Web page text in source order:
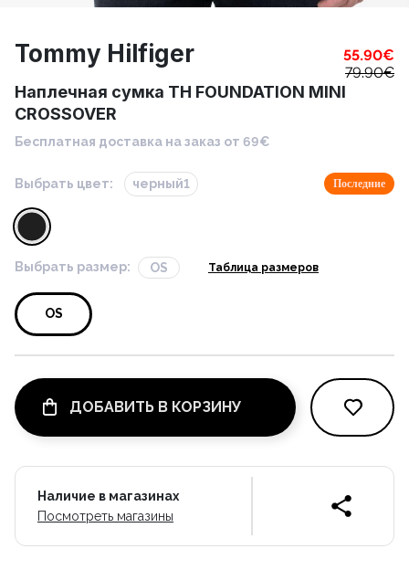
Tommy Hilfiger 55.90€
79.90€
Наплечная сумка TH FOUNDATION MINI
CROSSOVER
Бесплатная доставка на заказ от 69€
Выбрать цвет: черный1 Последние
Выбрать размер: OS Таблица размеров
OS
ДОБАВИТЬ В КОРЗИНУ
Наличие в магазинах
Посмотреть магазины